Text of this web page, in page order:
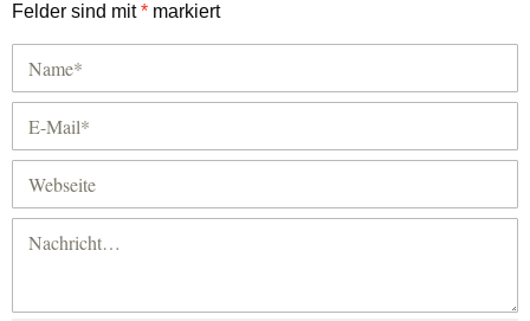
Felder sind mit* markiert